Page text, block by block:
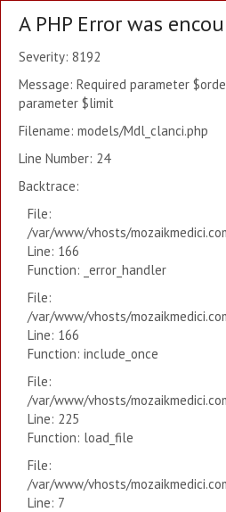
A PHP Error was
Severity: 8192
Message: Required parameter
parameter $limit
Filename: models/Mdl_clanci.php
Line Number: 24
Backtrace:
File:
/var/www/vhosts/
Line: 166
Function: _error_handler
File:
/var/www/vhosts/
Line: 166
Function: include_once
File:
/var/www/vhosts/
Line: 225
Function: load_file
File:
/var/www/vhosts/
Line: 7